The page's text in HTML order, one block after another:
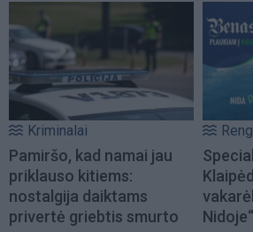
Kriminalai
Pamiršo, kad namai jau
priklauso kitiems:
nostalgija daiktams
privertė griebtis smurto